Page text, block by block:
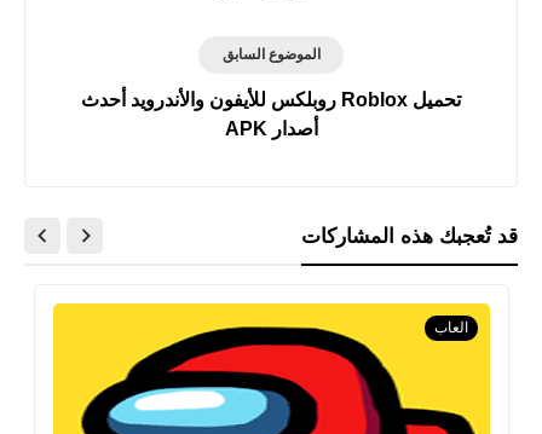
الموضوع السابق
تحميل Roblox‏ روبلكس للأيفون والأندرويد أحدث
أصدار APK
قد تُعجبك هذه المشاركات
العاب